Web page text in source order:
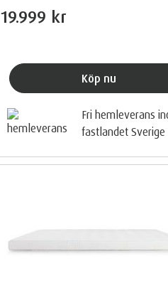
19.999 kr
Köp nu
Fri hemleverans
fastlandet Sverige